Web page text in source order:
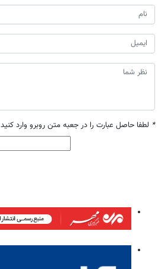
* لطفا حاصل عبارت را در جعبه متن روبرو وارد کنید